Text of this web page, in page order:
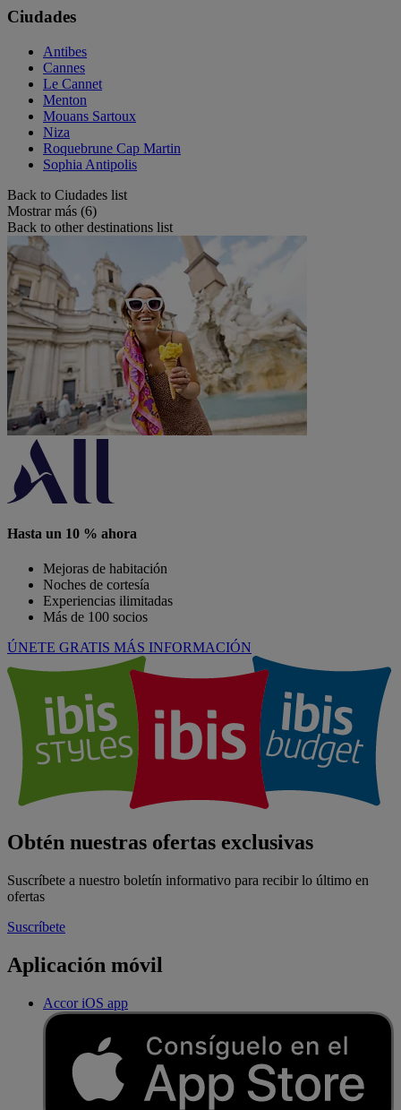
Ciudades
Antibes
Cannes
Le Cannet
Menton
Mouans Sartoux
Niza
Roquebrune Cap Martin
Sophia Antipolis
Back to Ciudades list
Mostrar más (6)
Back to other destinations list
Hasta un 10 % ahora
Mejoras de habitación
Noches de cortesía
Experiencias ilimitadas
Más de 100 socios
ÚNETE GRATIS MÁS INFORMACIÓN
Obtén nuestras ofertas exclusivas
Suscríbete a nuestro boletín informativo para recibir lo último en
ofertas
Suscríbete
Aplicación móvil
Accor iOS app